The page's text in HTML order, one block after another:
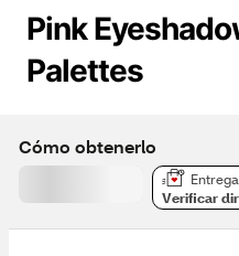
Pink
Palettes
Cómo obtenerlo
Verificar